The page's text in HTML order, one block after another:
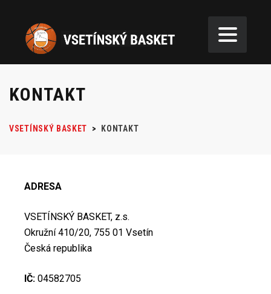
KONTAKT
VSETÍNSKÝ BASKET > KONTAKT
ADRESA
VSETÍNSKÝ BASKET, z.s.
Okružní 410/20, 755 01 Vsetín
Česká republika
IČ: 04582705